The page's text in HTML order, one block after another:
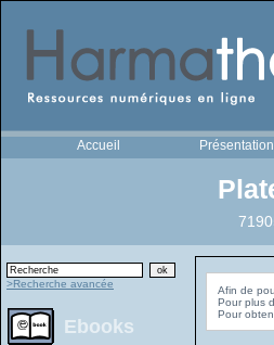
Accueil Présentation
>Recherche avancée
Ebooks
Afin de
Pour plus